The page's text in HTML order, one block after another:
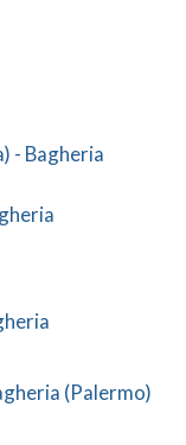
- Bagheria
(Palermo)